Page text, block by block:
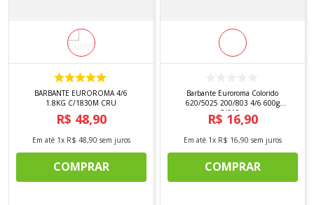
BARBANTE EUROROMA 4/6
1.8KG C/1830M CRU
R$ 48,90
Em até 1x R$ 48,90 sem juros
COMPRAR
Barbante Euroroma Colorido
620/5025 200/803 4/6 600g
C/610m
R$ 16,90
Em até 1x R$ 16,90 sem juros
COMPRAR